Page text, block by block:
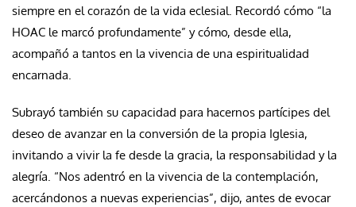
siempre en el corazón de la vida eclesial. Recordó cómo “la
HOAC le marcó profundamente” y cómo, desde ella,
acompañó a tantos en la vivencia de una espiritualidad
encarnada.
Subrayó también su capacidad para hacernos partícipes del
deseo de avanzar en la conversión de la propia Iglesia,
invitando a vivir la fe desde la gracia, la responsabilidad y la
alegría. “Nos adentró en la vivencia de la contemplación,
acercándonos a nuevas experiencias”, dijo, antes de evocar